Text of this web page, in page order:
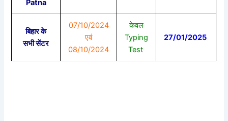
Patna
बिहार के
सभी सेंटर
07/10/2024
एवं
08/10/2024
केवल
Typing
Test
27/01/2025